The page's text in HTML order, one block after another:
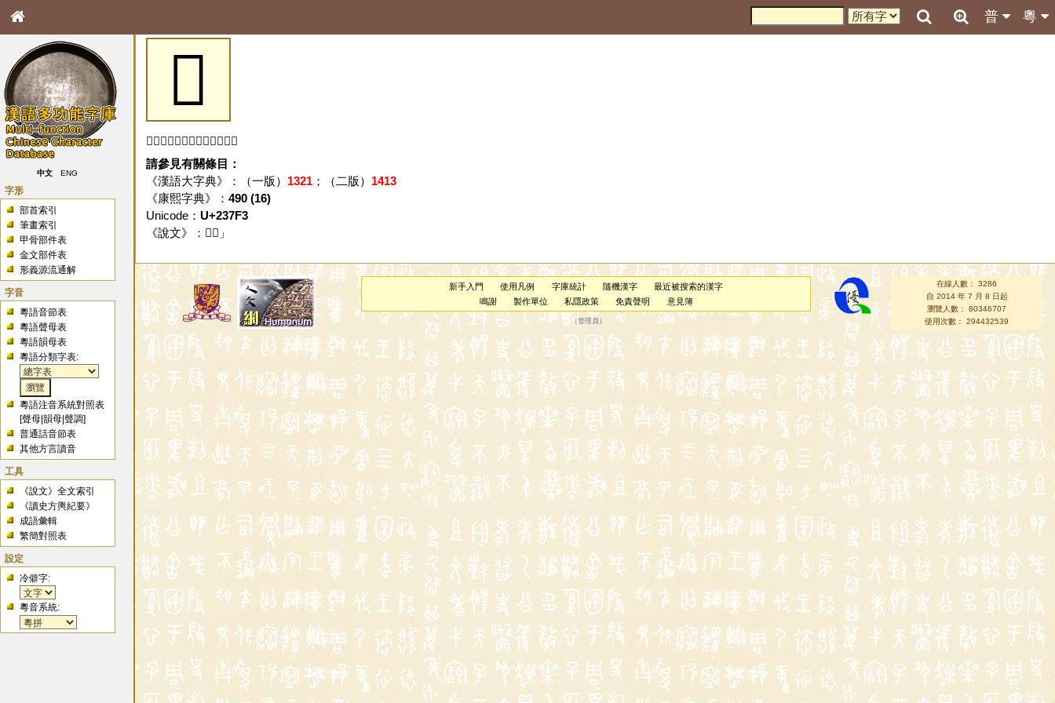
粵
普
中文 ENG
字形
部首索引
筆畫索引
甲骨部件表
金文部件表
形義源流通解
字音
粵語音節表
粵語聲母表
粵語韻母表
粵語分類字表:
粵語注音系統對照表
[聲母 |韻母 |聲調]
普通話音節表
其他方言讀音
工具
《說文》全文索引
《讀史方輿紀要》
成語彙輯
繁簡對照表
設定
冷僻字:
粵音系統:
𣟳
「𣟳」字未收錄於本資料庫。
請參見有關條目：
《漢語大字典》：（一版） 1321；（二版） 1413
《康熙字典》： 490 (16)
Unicode： U+237F3
《說文》：「 𣟳 」
新手入門 使用凡例 字庫統計 隨機漢字
最近被搜索的漢字
鳴謝
製作單位 私隱政策 免責聲明 意見簿
（管理員 ）
在線人數： 3286
自 2014 年 7 月 8 日起
瀏覽人數： 80346707
使用次數： 294432539